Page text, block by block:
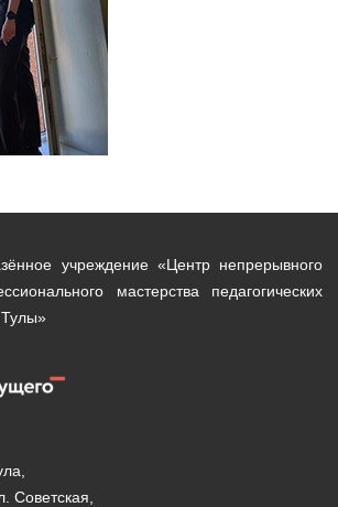
учреждение «Центр непрерывного
мастерства педагогических
Тулы»
Советская,